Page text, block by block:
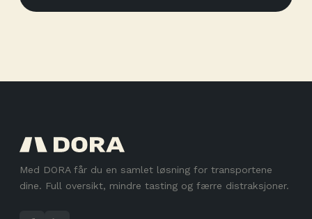
Med DORA får du en samlet løsning for transportene
dine. Full oversikt, mindre tasting og færre distraksjoner.